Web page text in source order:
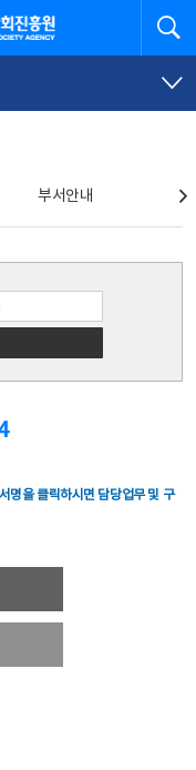
부서안내
명을 클릭하시면 담당업무 및 구